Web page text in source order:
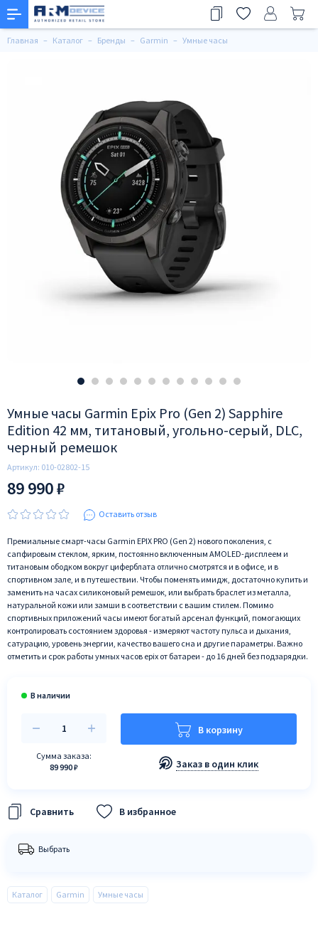
Главная Каталог Бренды Garmin Умные часы
Умные часы Garmin Epix Pro (Gen 2) Sapphire
Edition 42 мм, титановый, угольно-серый, DLC,
черный ремешок
Артикул: 010-02802-15
89 990 ₽
Оставить отзыв
Премиальные смарт-часы Garmin EPIX PRO (Gen 2) нового поколения, с
сапфировым стеклом, ярким, постоянно включенным AMOLED-дисплеем и
титановым ободком вокруг циферблата отлично смотрятся и в офисе, и в
спортивном зале, и в путешествии. Чтобы поменять имидж, достаточно купить и
заменить на часах силиконовый ремешок, или выбрать браслет из металла,
натуральной кожи или замши в соответствии с вашим стилем. Помимо
спортивных приложений часы имеют богатый арсенал функций, помогающих
контролировать состоянием здоровья - измеряют частоту пульса и дыхания,
сатурацию, уровень энергии, качество вашего сна и другие параметры. Важно
отметить и срок работы умных часов epix от батареи - до 16 дней без подзарядки.
Сумма заказа:
89 990 ₽
В корзину
Заказ в один клик
В избранное
Выбрать
Каталог Garmin Умные часы